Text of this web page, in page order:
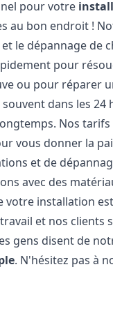
pour votre
au bon endroit !
le dépannage de
pour
ou pour réparer
dans les
Nos
vous donner la
et de
avec des
votre installation
et nos clients
gens disent de
. N'hésitez pas à